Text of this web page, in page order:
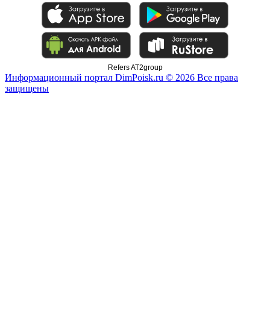
Refers AT2group
Информационный портал DimPoisk.ru © 2026 Все права
защищены